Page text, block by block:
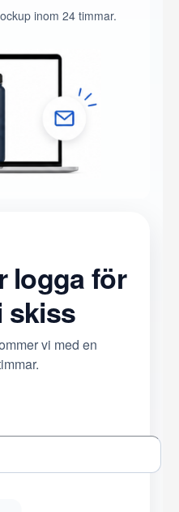
inom 24 timmar.
logga för
skiss
vi med en